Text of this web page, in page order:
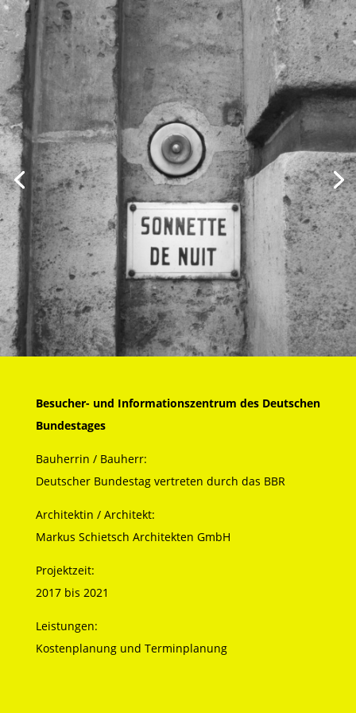
Besucher- und Informationszentrum des Deutschen
Bundestages
Bauherrin / Bauherr:
Deutscher Bundestag vertreten durch das BBR
Architektin / Architekt:
Markus Schietsch Architekten GmbH
Projektzeit:
2017 bis 2021
Leistungen:
Kostenplanung und Terminplanung